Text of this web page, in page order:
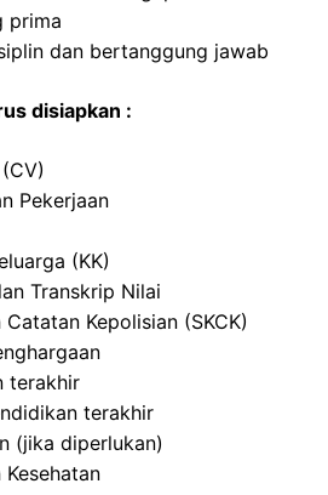
prima
dan bertanggung jawab
disiapkan :
Pekerjaan
(KK)
Transkrip Nilai
Kepolisian (SKCK)
terakhir
terakhir
(jika diperlukan)